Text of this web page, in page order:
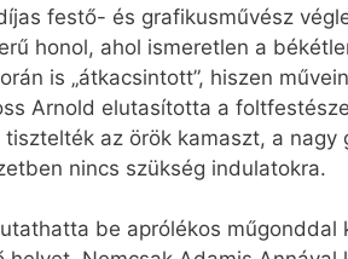
festő- és grafikusművész
honol, ahol ismeretlen a
is „átkacsintott”, hiszen
Arnold elutasította a
az örök kamaszt, a
nincs szükség indulatokra.
be aprólékos